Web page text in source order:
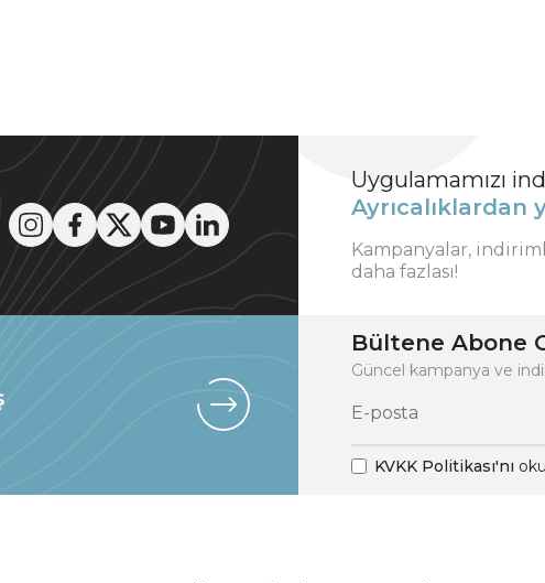
Uygulamamızı
Ayrıcalıklardan
Kampanyalar,
daha fazlası!
Bültene Abone
Güncel kampanya ve
KVKK Politikası'nı